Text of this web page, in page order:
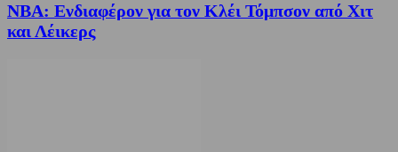
NBA: Ενδιαφέρον για τον Κλέι Τόμπσον από Χιτ
και Λέικερς